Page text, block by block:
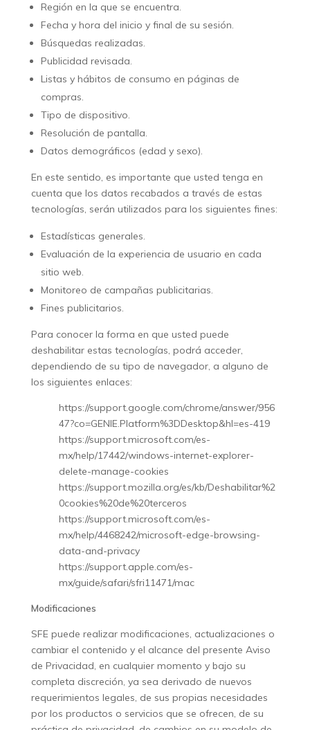
Región en la que se encuentra.
Fecha y hora del inicio y final de su sesión.
Búsquedas realizadas.
Publicidad revisada.
Listas y hábitos de consumo en páginas de
compras.
Tipo de dispositivo.
Resolución de pantalla.
Datos demográficos (edad y sexo).
En este sentido, es importante que usted tenga en
cuenta que los datos recabados a través de estas
tecnologías, serán utilizados para los siguientes fines:
Estadísticas generales.
Evaluación de la experiencia de usuario en cada
sitio web.
Monitoreo de campañas publicitarias.
Fines publicitarios.
Para conocer la forma en que usted puede
deshabilitar estas tecnologías, podrá acceder,
dependiendo de su tipo de navegador, a alguno de
los siguientes enlaces:
https://support.google.com/chrome/answer/956
47?co=GENIE.Platform%3DDesktop&hl=es-419
https://support.microsoft.com/es-
mx/help/17442/windows-internet-explorer-
delete-manage-cookies
https://support.mozilla.org/es/kb/Deshabilitar%2
0cookies%20de%20terceros
https://support.microsoft.com/es-
mx/help/4468242/microsoft-edge-browsing-
data-and-privacy
https://support.apple.com/es-
mx/guide/safari/sfri11471/mac
Modificaciones
SFE puede realizar modificaciones, actualizaciones o
cambiar el contenido y el alcance del presente Aviso
de Privacidad, en cualquier momento y bajo su
completa discreción, ya sea derivado de nuevos
requerimientos legales, de sus propias necesidades
por los productos o servicios que se ofrecen, de su